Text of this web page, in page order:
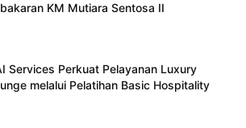
KM Mutiara Sentosa II
Services Perkuat Pelayanan Luxury
melalui Pelatihan Basic Hospitality